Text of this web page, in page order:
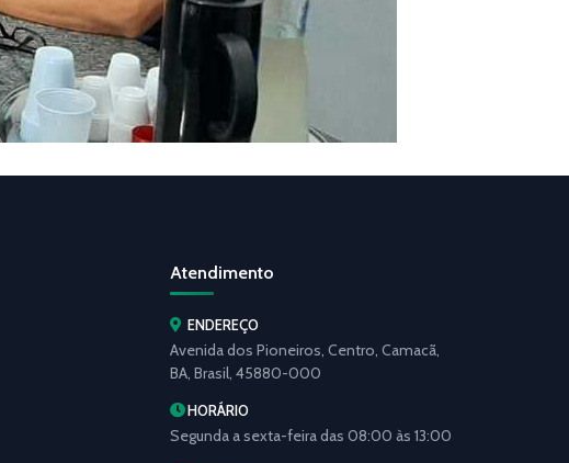
Atendimento
ENDEREÇO
Avenida dos Pioneiros, Centro, Camacã,
BA, Brasil, 45880-000
HORÁRIO
Segunda a sexta-feira das 08:00 às 13:00